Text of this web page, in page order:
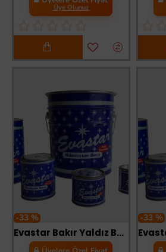
Üye Olunuz
-33 %
Evastar Bakır Yaldız Boya 0,085 Litre
-33 %